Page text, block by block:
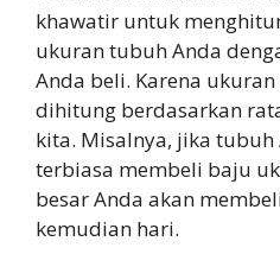
khawatir untuk
ukuran tubuh Anda
Anda beli. Karena
dihitung berdasarkan
kita. Misalnya, jika tubuh
terbiasa membeli baju
besar Anda akan
kemudian hari.